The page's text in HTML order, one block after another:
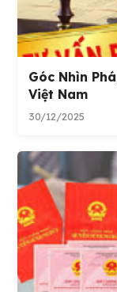
Góc Nhìn
Việt Nam
30/12/2025